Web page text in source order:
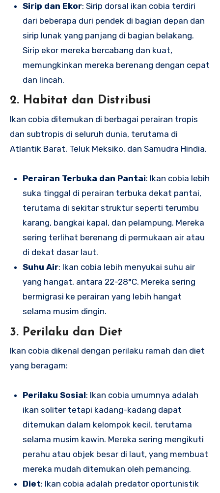
Sirip dan Ekor: Sirip dorsal ikan cobia terdiri
dari beberapa duri pendek di bagian depan dan
sirip lunak yang panjang di bagian belakang.
Sirip ekor mereka bercabang dan kuat,
memungkinkan mereka berenang dengan cepat
dan lincah.
2. Habitat dan Distribusi
Ikan cobia ditemukan di berbagai perairan tropis
dan subtropis di seluruh dunia, terutama di
Atlantik Barat, Teluk Meksiko, dan Samudra Hindia.
Perairan Terbuka dan Pantai: Ikan cobia lebih
suka tinggal di perairan terbuka dekat pantai,
terutama di sekitar struktur seperti terumbu
karang, bangkai kapal, dan pelampung. Mereka
sering terlihat berenang di permukaan air atau
di dekat dasar laut.
Suhu Air: Ikan cobia lebih menyukai suhu air
yang hangat, antara 22-28°C. Mereka sering
bermigrasi ke perairan yang lebih hangat
selama musim dingin.
3. Perilaku dan Diet
Ikan cobia dikenal dengan perilaku ramah dan diet
yang beragam:
Perilaku Sosial: Ikan cobia umumnya adalah
ikan soliter tetapi kadang-kadang dapat
ditemukan dalam kelompok kecil, terutama
selama musim kawin. Mereka sering mengikuti
perahu atau objek besar di laut, yang membuat
mereka mudah ditemukan oleh pemancing.
Diet: Ikan cobia adalah predator oportunistik